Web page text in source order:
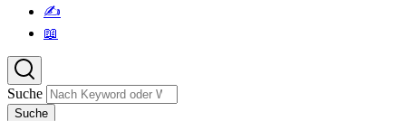
✍️
📖
Suche
Suche